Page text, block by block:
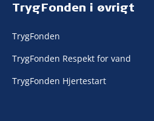
TrygFonden i øvrigt
TrygFonden
TrygFonden Respekt for vand
TrygFonden Hjertestart